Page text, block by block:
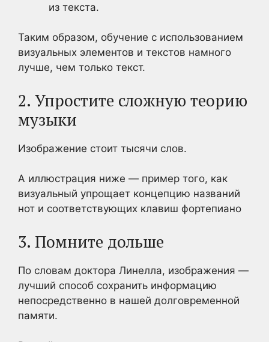
из текста.
Таким образом, обучение с использованием
визуальных элементов и текстов намного
лучше, чем только текст.
2. Упростите сложную теорию
музыки
Изображение стоит тысячи слов.
А иллюстрация ниже — пример того, как
визуальный упрощает концепцию названий
нот и соответствующих клавиш фортепиано
3. Помните дольше
По словам доктора Линелла, изображения —
лучший способ сохранить информацию
непосредственно в нашей долговременной
памяти.